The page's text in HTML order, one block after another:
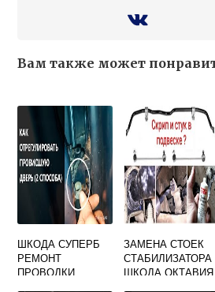
Вам также может
ШКОДА СУПЕРБ
РЕМОНТ
ПРОВОДКИ
ЗАМЕНА СТОЕК
СТАБИЛИЗАТОРА
ШКОДА ОКТАВИЯ